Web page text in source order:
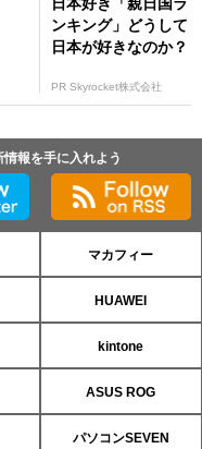
ンキング」どうして
日本が好きなのか？
PR Skyrocket株式会社
報を手に入れよう
マカフィー
HUAWEI
kintone
ASUS ROG
パソコンSEVEN